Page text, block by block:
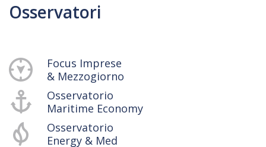
Osservatori
Focus Imprese
& Mezzogiorno
Osservatorio
Maritime Economy
Osservatorio
Energy & Med